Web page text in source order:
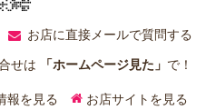
お店に直接メールで質問する
せは
「ホームページ見た」 で！
報を見る お店サイトを見る